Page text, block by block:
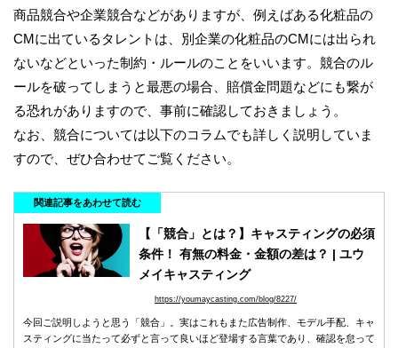
商品競合や企業競合などがありますが、例えばある化粧品の
CMに出ているタレントは、別企業の化粧品のCMには出られ
ないなどといった制約・ルールのことをいいます。競合のル
ールを破ってしまうと最悪の場合、賠償金問題などにも繋が
る恐れがありますので、事前に確認しておきましょう。
なお、競合については以下のコラムでも詳しく説明していま
すので、ぜひ合わせてご覧ください。
関連記事をあわせて読む
【「競合」とは？】キャスティングの必須
条件！ 有無の料金・金額の差は？ | ユウ
メイキャスティング
https://youmaycasting.com/blog/8227/
今回ご説明しようと思う「競合」。実はこれもまた広告制作、モデル手配、キャ
スティングに当たって必ずと言って良いほど登場する言葉であり、確認を怠って